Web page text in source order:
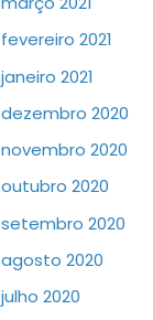
fevereiro 2021
janeiro 2021
dezembro 2020
novembro 2020
outubro 2020
setembro 2020
agosto 2020
julho 2020